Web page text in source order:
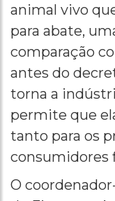
animal vivo
para abate,
comparação
antes do
torna a
permite que
tanto para os
consumidores
O